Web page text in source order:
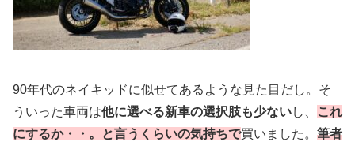
90年代のネイキッドに似せてあるような見た目だし。そ
ういった車両は他に選べる新車の選択肢も少ないし、
これ
にするか・・。と言うくらいの気持ちで買いました。 筆者